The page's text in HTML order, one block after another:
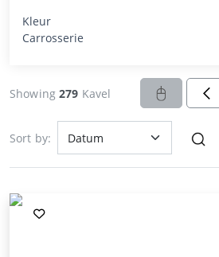
Showing 279 Kavel
Sort by:
Kleur
Carrosserie